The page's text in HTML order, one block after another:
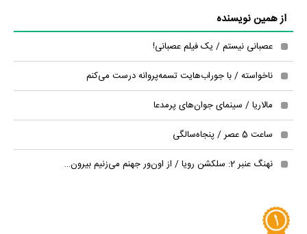
از همین نویسنده
عصبانی نیستم / یک فیلم عصبانی!
ناخواسته / با جوراب‌هایت تسمه‌پروانه درست می‌کنم
مالاریا / سینمای جوان‌های پرمدعا
ساعت 5 عصر / پنجاه‌سالگی
نهنگ عنبر 2: سلکشن رویا / از اون‌ور جهنم می‌زنیم بیرون…